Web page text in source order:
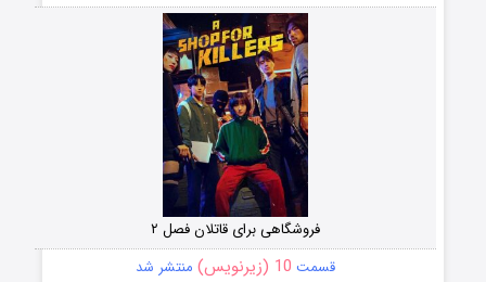
فروشگاهی برای قاتلان فصل ۲
قسمت 10 (زیرنویس) منتشر شد